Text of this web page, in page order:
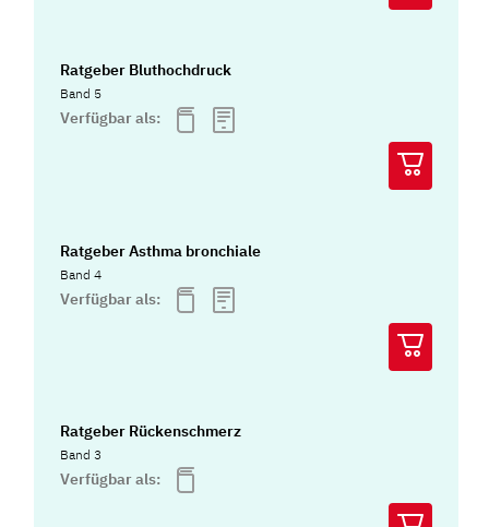
Ratgeber Bluthochdruck
Band 5
Verfügbar als:
Ratgeber Asthma bronchiale
Band 4
Verfügbar als:
Ratgeber Rückenschmerz
Band 3
Verfügbar als: